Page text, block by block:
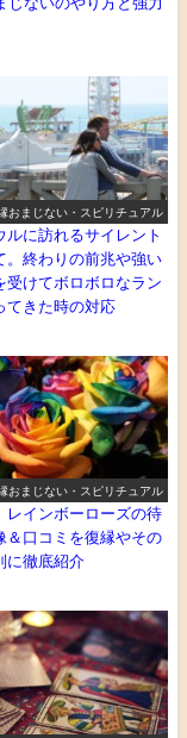
おまじない・スピリチュアル
ルに訪れるサイレント
。終わりの前兆や強い
受けてボロボロなラン
てきた時の対応
おまじない・スピリチュアル
レインボーローズの待
＆口コミを復縁やその
に徹底紹介